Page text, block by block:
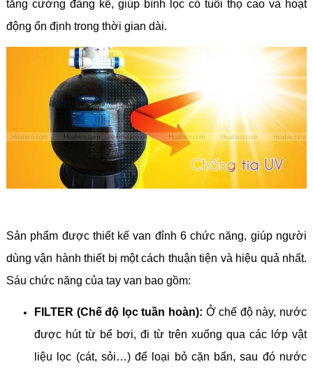
tăng cường đáng kể, giúp bình lọc có tuổi thọ cao và hoạt
động ổn định trong thời gian dài.
Sản phẩm được thiết kế van đỉnh 6 chức năng, giúp người
dùng vận hành thiết bị một cách thuận tiện và hiệu quả nhất.
Sáu chức năng của tay van bao gồm:
FILTER (Chế độ lọc tuần hoàn): Ở chế độ này, nước
được hút từ bể bơi, đi từ trên xuống qua các lớp vật
liệu lọc (cát, sỏi…) để loại bỏ cặn bẩn, sau đó nước